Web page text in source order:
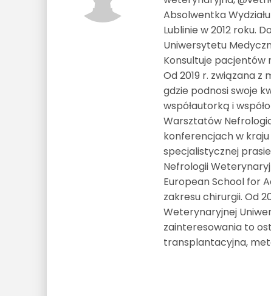
Absolwentka
Lublinie w 2012 roku.
Uniwersytetu
Konsultuje pacjentów
Od 2019 r. związana
gdzie podnosi swoje
współautorką i
Warsztatów
konferencjach w
specjalistycznej
Nefrologii
European School for
zakresu chirurgii. Od
Weterynaryjnej
zainteresowania to
transplantacyjna,